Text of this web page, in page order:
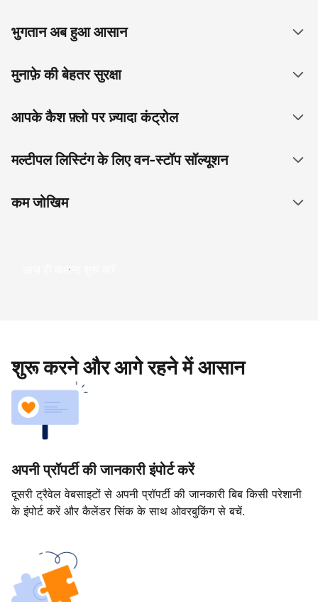
भुगतान अब हुआ आसान
मुनाफ़े की बेहतर सुरक्षा
आपके कैश फ़्लो पर ज़्यादा कंट्रोल
मल्टीपल लिस्टिंग के लिए वन-स्टॉप सॉल्यूशन
कम जोखिम
आज ही कमाना शुरू करें
शुरू करने और आगे रहने में आसान
अपनी प्रॉपर्टी की जानकारी इंपोर्ट करें
दूसरी ट्रैवेल वेबसाइटों से अपनी प्रॉपर्टी की जानकारी बिब किसी परेशानी
के इंपोर्ट करें और कैलेंडर सिंक के साथ ओवरबुकिंग से बचें.